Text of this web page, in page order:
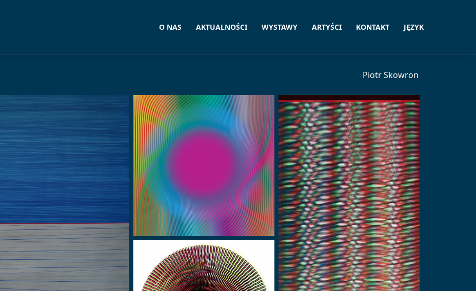
O NAS AKTUALNOŚCI WYSTAWY ARTYŚCI KONTAKT JĘZYK
Piotr Skowron